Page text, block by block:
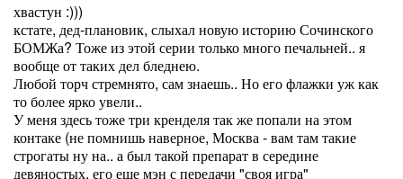
хвастун :)))
кстате, дед-плановик, слыхал новую историю Сочинского
БОМЖа? Тоже из этой серии только много печальней.. я
вообще от таких дел бледнею.
Любой торч стремнято, сам знаешь.. Но его флажки уж как
то более ярко увели..
У меня здесь тоже три кренделя так же попали на этом
контаке (не помнишь наверное, Москва - вам там такие
строгаты ну на.. а был такой препарат в середине
девяностых, его еще мэн с передачи "своя игра"